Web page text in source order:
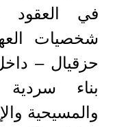
في العقود
شخصيات
حزقيال –
بناء
والمسيحية